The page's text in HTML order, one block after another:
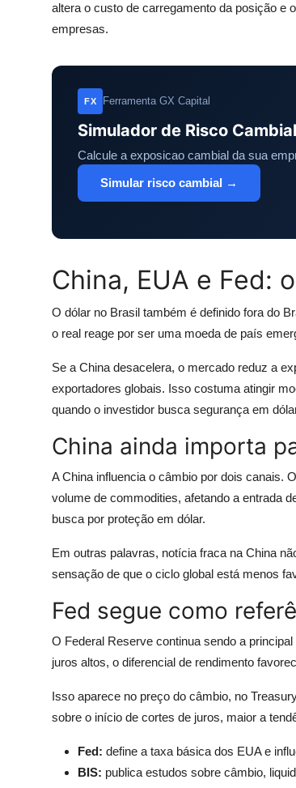
altera o custo de carregamento da posição e
empresas.
FX Ferramenta GX Capital
Simulador de Risco Cambial
Calcule a exposicao cambial da sua
Simular risco cambial →
China, EUA e Fed:
O dólar no Brasil também é definido fora do
o real reage por ser uma moeda de país
Se a China desacelera, o mercado reduz a
exportadores globais. Isso costuma atingir
quando o investidor busca segurança em
China ainda importa
A China influencia o câmbio por dois canais.
volume de commodities, afetando a entrada
busca por proteção em dólar.
Em outras palavras, notícia fraca na China
sensação de que o ciclo global está menos
Fed segue como
O Federal Reserve continua sendo a
juros altos, o diferencial de rendimento
Isso aparece no preço do câmbio, no
sobre o início de cortes de juros, maior a
Fed: define a taxa básica dos EUA e
BIS: publica estudos sobre câmbio,